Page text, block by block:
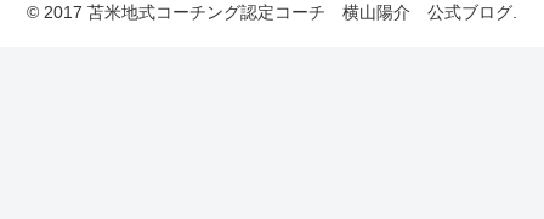
© 2017 苫米地式コーチング認定コーチ 横山陽介 公式ブログ.